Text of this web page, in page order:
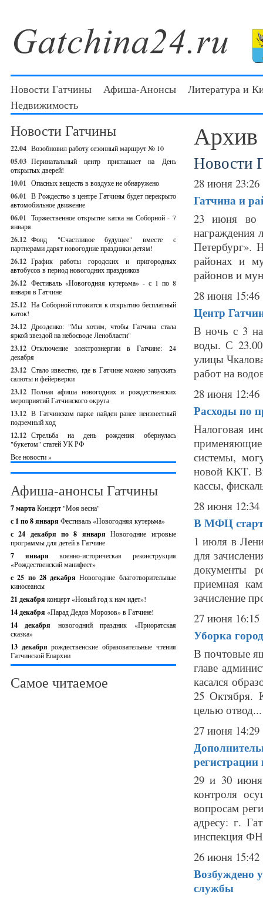
Новости Гатчины Афиша-Анонсы
Литература и
Недвижимость
Новости Гатчины
22.04 Возобновил работу сезонный маршрут № 10
05.03 Перинатальный центр приглашает на День
открытых дверей!
10.01 Опасных веществ в воздухе не обнаружено
06.01 В Рождество в центре Гатчины будет перекрыто
автомобильное движение
06.01 Торжественное открытие катка на Соборной - 7
января
26.12 Фонд "Счастливое будущее" вместе с
партнерами дарят новогодние праздники детям!
26.12 График работы городских и пригородных
автобусов в период новогодних праздников
26.12 Фестиваль «Новогодняя кутерьма» - с 1 по 8
января в Гатчине
25.12 На Соборной готовится к открытию бесплатный
каток!
24.12 Дрозденко: "Мы хотим, чтобы Гатчина стала
яркой звездой на небосводе Ленобласти"
23.12 Отключение электроэнергии в Гатчине: 24
декабря
23.12 Стало известно, где в Гатчине можно запускать
салюты и фейерверки
23.12 Полная афиша новогодних и рождественских
мероприятий Гатчинского округа
13.12 В Гатчинском парке найден ранее неизвестный
подземный ход
12.12 Стрельба на день рождения обернулась
"букетом" статей УК РФ
Все новости »
Афиша-анонсы Гатчины
7 мартаКонцерт "Моя весна"
с 1 по 8 января Фестиваль «Новогодняя кутерьма»
с 24 декабря по 8 январяНовогодние игровые
программы для детей в Гатчине
7 январявоенно-историческая реконструкция
«Рождественский манифест»
c 25 по 28 декабряНовогодние благотворительные
киносеансы
21 декабря концерт «Новый год к нам идет»!
14 декабря «Парад Дедов Морозов» в Гатчине!
14 декабря новогодний праздник «Приоратская
сказка»
13 декабрярождественские образовательные чтения
Гатчинской Епархии
Самое читаемое
Архив
Новости
28 июня 23:26
Гатчина и
23 июня во
награждения
Петербург».
районах и
районов и
28 июня 15:46
Центр
В ночь с 3
воды. С
улицы
работ на
28 июня 12:46
Расходы по
Налоговая
системы,
новой ККТ.
кассы,
28 июня 12:34
В МФЦ
1 июля в
для
документы
приемная
зачисление
27 июня 16:15
Уборка
В почтовые
главе
касался
25 Октября.
целью отвод...
27 июня 14:29
регистрации
29 и 30 июня
контроля
вопросам
адресу: г.
инспекция
26 июня 15:42
Возбуждено
службы